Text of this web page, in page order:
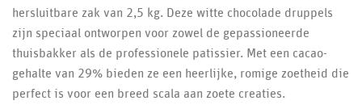
hersluitbare zak van 2,5 kg. Deze witte chocolade druppels
zijn speciaal ontworpen voor zowel de gepassioneerde
thuisbakker als de professionele patissier. Met een cacao-
gehalte van 29% bieden ze een heerlijke, romige zoetheid die
perfect is voor een breed scala aan zoete creaties.